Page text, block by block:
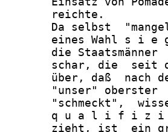
       reichte.
Da selbst
eines Wahl s i e
die Staatsmänner
schar, die  seit
über, daß  nach
"unser" oberster
"schmeckt",
q u a l i f i z
zieht, ist  ein